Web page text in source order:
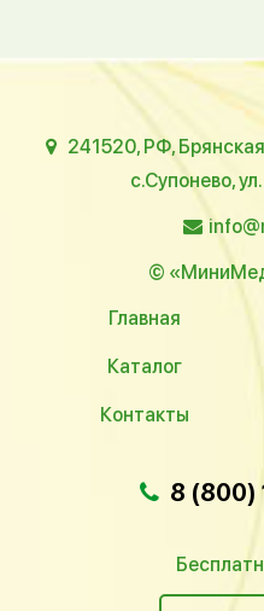
241520, РФ,
с.Супонево,
©
Главная
Каталог
Контакты
8 (800)